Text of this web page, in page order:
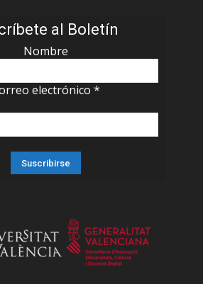
al Boletín
Nombre
electrónico *